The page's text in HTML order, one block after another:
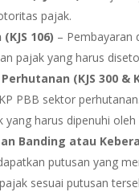
pajak.
106) – Pembayaran
pajak yang harus
(KJS 300 &
PBB sektor
harus dipenuhi oleh
Banding atau
putusan yang
sesuai putusan